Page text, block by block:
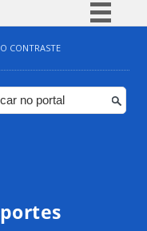
Simplifique!
Comunica BR
Participe
CONTRASTE